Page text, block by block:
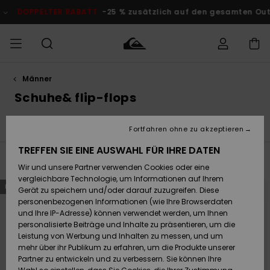
Produkt
springen
-25 % zusätzlich auf den gesamten Outlet-Bereich Jetzt
MÄNNER
Accessoires
Schuhe&
Flip-Flops
Surf
Snow
JUNGEN
Accessoires
Schuhe&
Flip-Flops
Surf
Snow
FRAUEN
Brandneu
Highlights
Snow
SURF
Männer
Kinder
Highlights
Community
SNOW
Männer
Kinder
Snow Shop
Damen
Highlights
DOPPELTER
RABATT
Herren
KINDER
Outlet
Frauen
zugreifen
Versand
Retouren
Bezahlung
Geschenkkarte
Quiksilver
Männer
Schuhe& flip-flops
Surf Snow Brandneu
Direkt
zu
den
Filterkriterien
springen
Überspringen
und
filtern
BRANDNEU BRANDNEU
TREFFEN SIE EINE AUSWAHL FÜR IHRE DATEN
Wir und unsere Partner verwenden Cookies oder eine
vergleichbare Technologie, um Informationen auf Ihrem
Gerät zu speichern und/oder darauf zuzugreifen. Diese
personenbezogenen Informationen (wie Ihre Browserdaten
und Ihre IP-Adresse) können verwendet werden, um Ihnen
personalisierte Beiträge und Inhalte zu präsentieren, um die
Leistung von Werbung und Inhalten zu messen, und um
mehr über ihr Publikum zu erfahren, um die Produkte unserer
Partner zu entwickeln und zu verbessern. Sie können Ihre
Fortfahren ohne zu akzeptieren